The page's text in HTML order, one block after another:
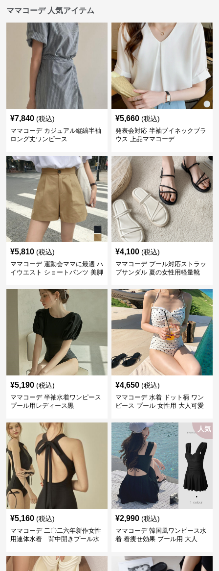
ママコーデ 人気アイテム
¥7,840 (税込)
ママコーデ カジュアル縦縞半袖
ロング丈ワンピース
¥5,660 (税込)
発表会対応 半袖ブイネックブラ
ウス 上品ママコーデ
¥5,810 (税込)
ママコーデ 運動会ママに最適 ハ
イウエスト ショートパンツ 美脚
¥4,100 (税込)
ママコーデ プール対応ストラッ
プサンダル 夏の女性用軽量靴
¥5,190 (税込)
ママコーデ 半袖水着ワンピース
プール用レディース黒
¥4,650 (税込)
ママコーデ 水着 ドット柄 ワン
ピース プール 女性用 大人可愛
¥5,160 (税込)
ママコーデ 二〇二六年新作女性
用連体水着 背中開きプール水
人気
¥2,990 (税込)
ママコーデ 韓国風ワンピース水
着 着痩せ効果 プール用 大人